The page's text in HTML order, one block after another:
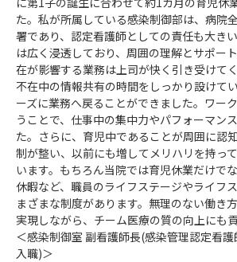
た。私が所属している感染制御部は、病院
署であり、認定看護師としての責任も大き
は広く浸透しており、周囲の理解とサポー
在が影響する業務は上司が快く引き受けて
不在中の情報共有の時間をしっかり設けて
ーズに業務へ戻ることができました。ワー
うことで、仕事中の集中力やパフォーマン
た。さらに、育児中であることが周囲に認
制が整い、以前にも増してメリハリを持っ
います。もちろん当院では育児休業だけで
休暇など、職員のライフステージやライフ
まざまな制度があります。無理のない働き
実現しながら、チーム医療の質の向上にも
＜感染制御室 副看護師長(感染管理認定看
入職)＞